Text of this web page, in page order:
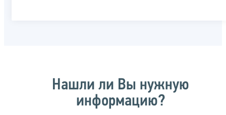
Нашли ли Вы нужную
информацию?